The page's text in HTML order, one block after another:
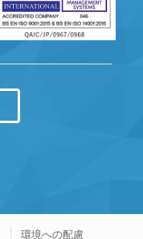
環境への配慮